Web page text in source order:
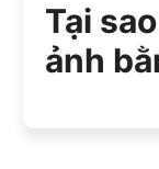
Tại
ảnh